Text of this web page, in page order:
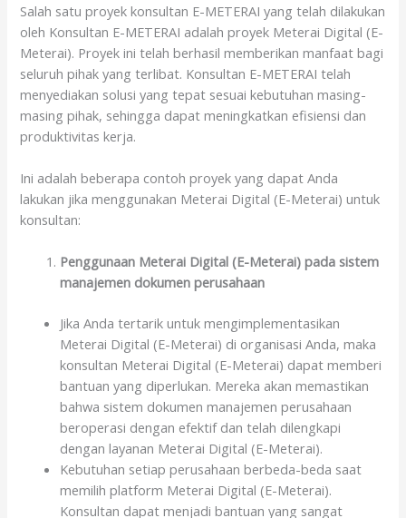
Salah satu proyek konsultan E-METERAI yang telah dilakukan
oleh Konsultan E-METERAI adalah proyek Meterai Digital (E-
Meterai). Proyek ini telah berhasil memberikan manfaat bagi
seluruh pihak yang terlibat. Konsultan E-METERAI telah
menyediakan solusi yang tepat sesuai kebutuhan masing-
masing pihak, sehingga dapat meningkatkan efisiensi dan
produktivitas kerja.
Ini adalah beberapa contoh proyek yang dapat Anda
lakukan jika menggunakan Meterai Digital (E-Meterai) untuk
konsultan:
Penggunaan Meterai Digital (E-Meterai) pada sistem
manajemen dokumen perusahaan
Jika Anda tertarik untuk mengimplementasikan
Meterai Digital (E-Meterai) di organisasi Anda, maka
konsultan Meterai Digital (E-Meterai) dapat memberi
bantuan yang diperlukan. Mereka akan memastikan
bahwa sistem dokumen manajemen perusahaan
beroperasi dengan efektif dan telah dilengkapi
dengan layanan Meterai Digital (E-Meterai).
Kebutuhan setiap perusahaan berbeda-beda saat
memilih platform Meterai Digital (E-Meterai).
Konsultan dapat menjadi bantuan yang sangat